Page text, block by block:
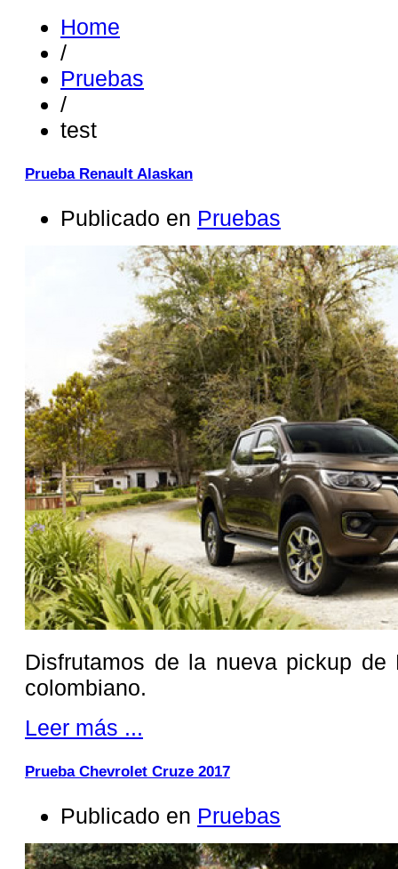
Home
/
Pruebas
/
test
Prueba Renault Alaskan
Publicado en Pruebas
Disfrutamos de la nueva pickup de
colombiano.
Leer más ...
Prueba Chevrolet Cruze 2017
Publicado en Pruebas